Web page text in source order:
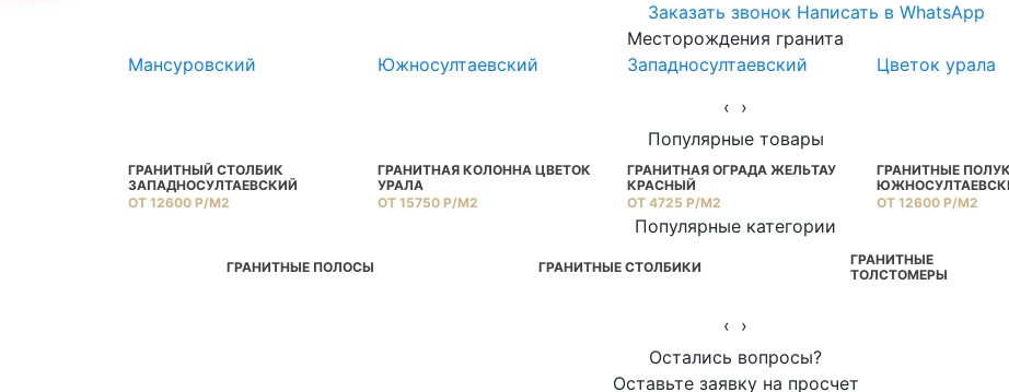
Заказать звонок Написать в WhatsApp
Месторождения гранита
Мансуровский
Южносултаевский Западносултаевский Цветок урала
‹ ›
Популярные товары
ГРАНИТНЫЙ СТОЛБИК
ЗАПАДНОСУЛТАЕВСКИЙ
ОТ 12600 Р/М2
ГРАНИТНАЯ КОЛОННА ЦВЕТОК
УРАЛА
ОТ 15750 Р/М2
ГРАНИТНАЯ ОГРАДА ЖЕЛЬТАУ
КРАСНЫЙ
ОТ 4725 Р/М2
ГРАНИТНЫЕ
ОТ 12600 Р/М2
Популярные категории
ГРАНИТНЫЕ ПОЛОСЫ ГРАНИТНЫЕ СТОЛБИКИ
ГРАНИТНЫЕ
ТОЛСТОМЕРЫ
‹ ›
Остались вопросы?
Оставьте заявку на просчет